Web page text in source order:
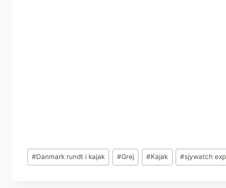
Indlæg-
tags:
#Danmark rundt i kajak #Grej #Kajak #sjywatch